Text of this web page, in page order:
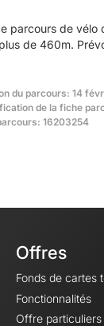
parcours de vélo
de 460m.
du parcours: 14
de la fiche
16203254
Offres
Fonds de cartes
Fonctionnalités
Offre particuliers